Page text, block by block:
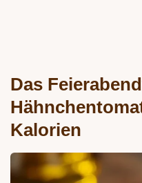
Das
Kalorien